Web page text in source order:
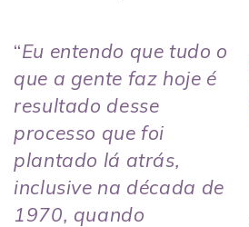
“Eu entendo que tudo o
que a gente faz hoje é
resultado desse
processo que foi
plantado lá atrás,
inclusive na década de
1970, quando